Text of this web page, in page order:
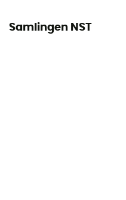
Samlingen NST